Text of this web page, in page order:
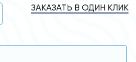
ЗАКАЗАТЬ В ОДИН КЛИК